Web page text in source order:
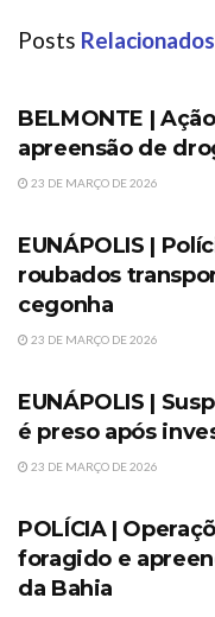
Posts Relacionados
BELMONTE |
apreensão de
23 DE MARÇO DE 2026
SEM CATEGORIA
EUNÁPOLIS |
roubados
cegonha
23 DE MARÇO DE 2026
SEM CATEGORIA
EUNÁPOLIS |
é preso após
23 DE MARÇO DE 2026
SEM CATEGORIA
POLÍCIA |
foragido e
da Bahia